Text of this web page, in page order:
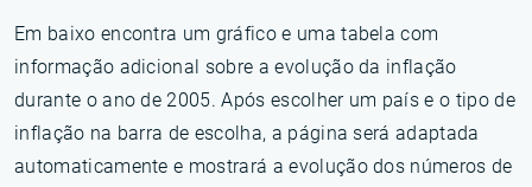
Em baixo encontra um gráfico e uma tabela com
informação adicional sobre a evolução da inflação
durante o ano de 2005. Após escolher um país e o tipo de
inflação na barra de escolha, a página será adaptada
automaticamente e mostrará a evolução dos números de